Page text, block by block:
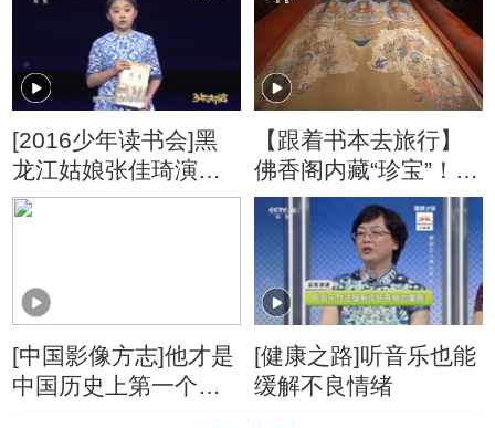
形中的奥秘
来了新生
[2016少年读书会]黑
龙江姑娘张佳琦演讲
《易经》
【跟着书本去旅行】
佛香阁内藏“珍宝”！里
面的巨幅画作有什
么“奥秘”？
[中国影像方志]他才是
中国历史上第一个驱
[健康之路]听音乐也能
缓解不良情绪